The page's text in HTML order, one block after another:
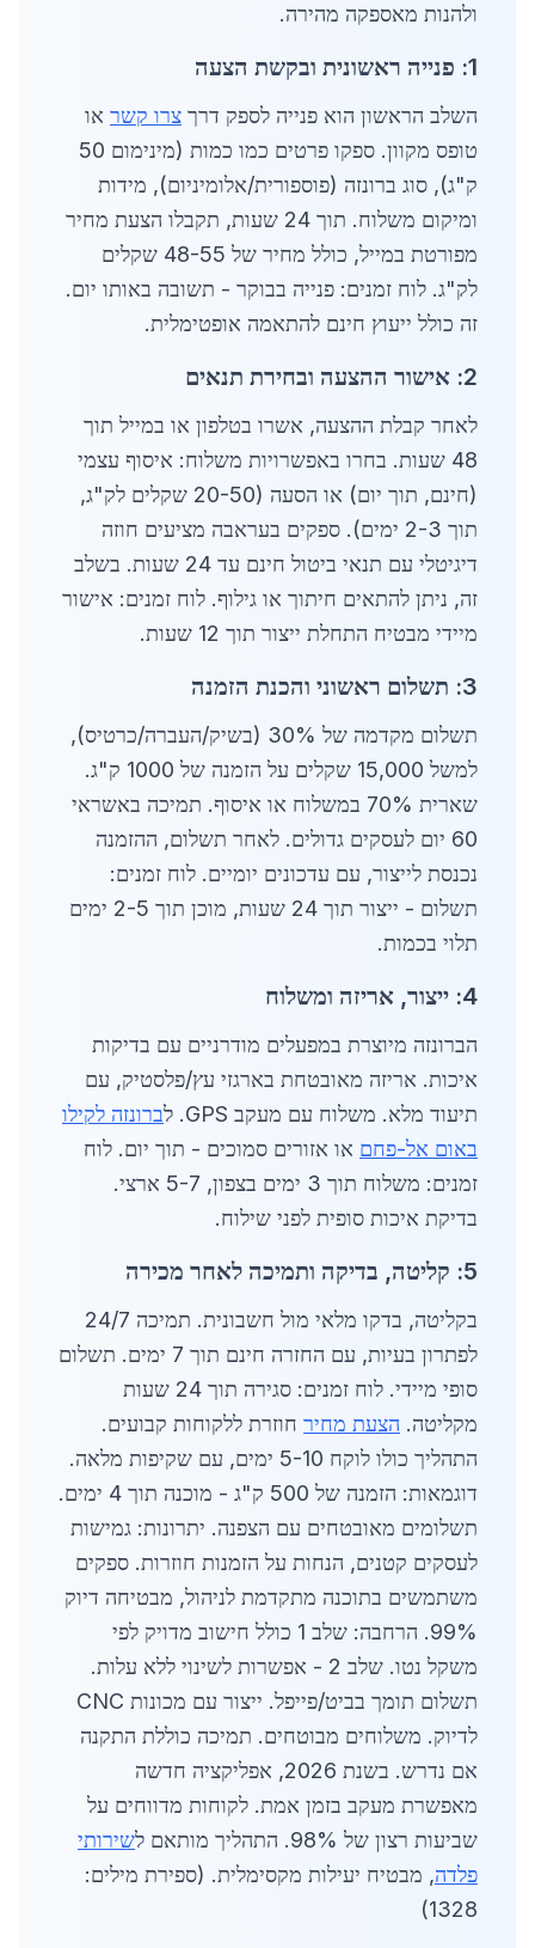
ולהנות מאספקה מהירה.
1: פנייה ראשונית ובקשת הצעה
השלב הראשון הוא פנייה לספק דרך צרו קשר או
טופס מקוון. ספקו פרטים כמו כמות (מינימום 50
ק"ג), סוג ברונזה (פוספורית/אלומיניום), מידות
ומיקום משלוח. תוך 24 שעות, תקבלו הצעת מחיר
מפורטת במייל, כולל מחיר של 48-55 שקלים
לק"ג. לוח זמנים: פנייה בבוקר - תשובה באותו יום.
זה כולל ייעוץ חינם להתאמה אופטימלית.
2: אישור ההצעה ובחירת תנאים
לאחר קבלת ההצעה, אשרו בטלפון או במייל תוך
48 שעות. בחרו באפשרויות משלוח: איסוף עצמי
(חינם, תוך יום) או הסעה (20-50 שקלים לק"ג,
תוך 2-3 ימים). ספקים בעראבה מציעים חוזה
דיגיטלי עם תנאי ביטול חינם עד 24 שעות. בשלב
זה, ניתן להתאים חיתוך או גילוף. לוח זמנים: אישור
מיידי מבטיח התחלת ייצור תוך 12 שעות.
3: תשלום ראשוני והכנת הזמנה
תשלום מקדמה של 30% (בשיק/העברה/כרטיס),
למשל 15,000 שקלים על הזמנה של 1000 ק"ג.
שארית 70% במשלוח או איסוף. תמיכה באשראי
60 יום לעסקים גדולים. לאחר תשלום, ההזמנה
נכנסת לייצור, עם עדכונים יומיים. לוח זמנים:
תשלום - ייצור תוך 24 שעות, מוכן תוך 2-5 ימים
תלוי בכמות.
4: ייצור, אריזה ומשלוח
הברונזה מיוצרת במפעלים מודרניים עם בדיקות
איכות. אריזה מאובטחת בארגזי עץ/פלסטיק, עם
תיעוד מלא. משלוח עם מעקב GPS. ל
ברונזה לקילו
באום אל-פחם או אזורים סמוכים - תוך יום. לוח
זמנים: משלוח תוך 3 ימים בצפון, 5-7 ארצי.
בדיקת איכות סופית לפני שילוח.
5: קליטה, בדיקה ותמיכה לאחר מכירה
בקליטה, בדקו מלאי מול חשבונית. תמיכה 24/7
לפתרון בעיות, עם החזרה חינם תוך 7 ימים. תשלום
סופי מיידי. לוח זמנים: סגירה תוך 24 שעות
מקליטה. הצעת מחיר חוזרת ללקוחות קבועים.
התהליך כולו לוקח 5-10 ימים, עם שקיפות מלאה.
דוגמאות: הזמנה של 500 ק"ג - מוכנה תוך 4 ימים.
תשלומים מאובטחים עם הצפנה. יתרונות: גמישות
לעסקים קטנים, הנחות על הזמנות חוזרות. ספקים
משתמשים בתוכנה מתקדמת לניהול, מבטיחה דיוק
99%. הרחבה: שלב 1 כולל חישוב מדויק לפי
משקל נטו. שלב 2 - אפשרות לשינוי ללא עלות.
תשלום תומך בביט/פייפל. ייצור עם מכונות CNC
לדיוק. משלוחים מבוטחים. תמיכה כוללת התקנה
אם נדרש. בשנת 2026, אפליקציה חדשה
מאפשרת מעקב בזמן אמת. לקוחות מדווחים על
שביעות רצון של 98%. התהליך מותאם ל
שירותי
פלדה, מבטיח יעילות מקסימלית. (ספירת מילים:
1328)